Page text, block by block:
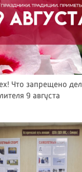
Что запрещено
9 августа